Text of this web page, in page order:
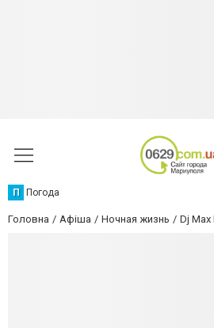
П Погода
Головна Афіша Ночная жизнь Dj Max